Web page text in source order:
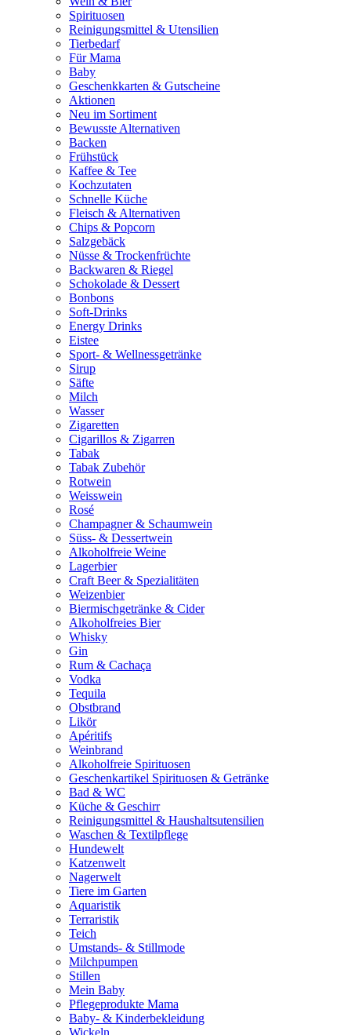
Spirituosen
Reinigungsmittel & Utensilien
Tierbedarf
Für Mama
Baby
Geschenkkarten & Gutscheine
Aktionen
Neu im Sortiment
Bewusste Alternativen
Backen
Frühstück
Kaffee & Tee
Kochzutaten
Schnelle Küche
Fleisch & Alternativen
Chips & Popcorn
Salzgebäck
Nüsse & Trockenfrüchte
Backwaren & Riegel
Schokolade & Dessert
Bonbons
Soft-Drinks
Energy Drinks
Eistee
Sport- & Wellnessgetränke
Sirup
Säfte
Milch
Wasser
Zigaretten
Cigarillos & Zigarren
Tabak
Tabak Zubehör
Rotwein
Weisswein
Rosé
Champagner & Schaumwein
Süss- & Dessertwein
Alkoholfreie Weine
Lagerbier
Craft Beer & Spezialitäten
Weizenbier
Biermischgetränke & Cider
Alkoholfreies Bier
Whisky
Gin
Rum & Cachaça
Vodka
Tequila
Obstbrand
Likör
Apéritifs
Weinbrand
Alkoholfreie Spirituosen
Geschenkartikel Spirituosen & Getränke
Bad & WC
Küche & Geschirr
Reinigungsmittel & Haushaltsutensilien
Waschen & Textilpflege
Hundewelt
Katzenwelt
Nagerwelt
Tiere im Garten
Aquaristik
Terraristik
Teich
Umstands- & Stillmode
Milchpumpen
Stillen
Mein Baby
Pflegeprodukte Mama
Baby- & Kinderbekleidung
Wickeln